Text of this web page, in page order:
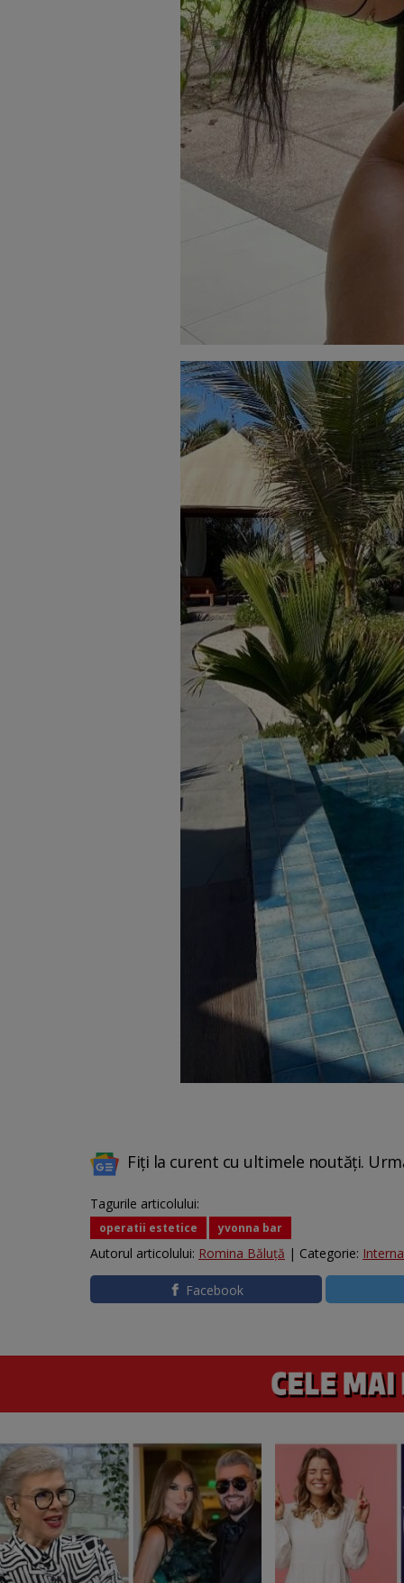
Fiți la curent cu ultimele noutăți.
Tagurile articolului:
operatii estetice yvonna bar
Autorul articolului: Romina Băluță | Categorie:
Facebook